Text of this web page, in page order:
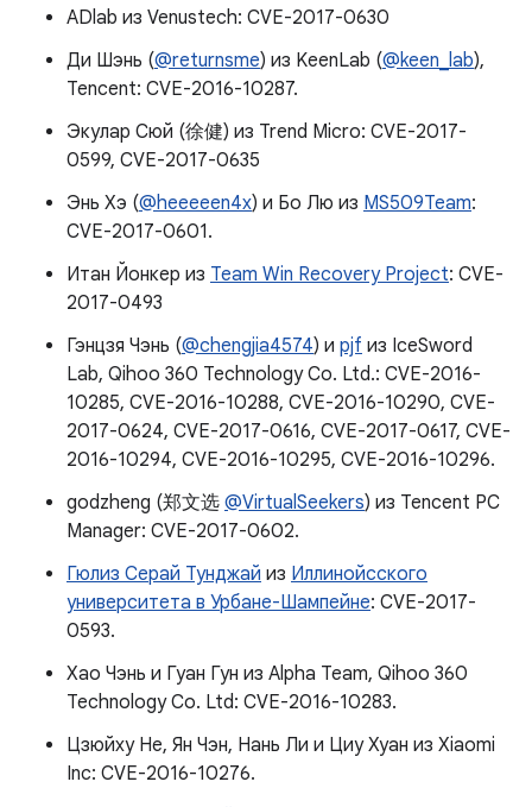
ADlab из Venustech: CVE-2017-0630
Ди Шэнь (@returnsme) из KeenLab (@keen_lab),
Tencent: CVE-2016-10287.
Экулар Сюй (徐健) из Trend Micro: CVE-2017-
0599, CVE-2017-0635
Энь Хэ (@heeeeen4x) и Бо Лю из MS509Team:
CVE-2017-0601.
Итан Йонкер из Team Win Recovery Project: CVE-
2017-0493
Гэнцзя Чэнь (@chengjia4574) и pjf из IceSword
Lab, Qihoo 360 Technology Co. Ltd.: CVE-2016-
10285, CVE-2016-10288, CVE-2016-10290, CVE-
2017-0624, CVE-2017-0616, CVE-2017-0617, CVE-
2016-10294, CVE-2016-10295, CVE-2016-10296.
godzheng (郑文选 @VirtualSeekers) из Tencent PC
Manager: CVE-2017-0602.
Гюлиз Серай Тунджай из Иллинойсского
университета в Урбане-Шампейне: CVE-2017-
0593.
Хао Чэнь и Гуан Гун из Alpha Team, Qihoo 360
Technology Co. Ltd: CVE-2016-10283.
Цзюйху Не, Ян Чэн, Нань Ли и Циу Хуан из Xiaomi
Inc: CVE-2016-10276.